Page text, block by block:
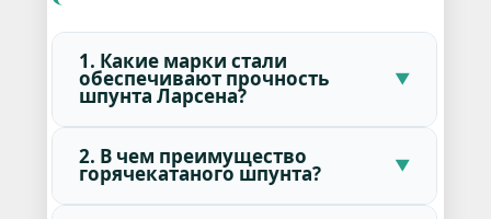
1. Какие марки стали
обеспечивают прочность
шпунта Ларсена?
2. В чем преимущество
горячекатаного шпунта?